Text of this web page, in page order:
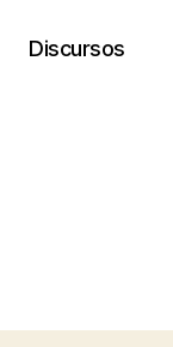
Discursos